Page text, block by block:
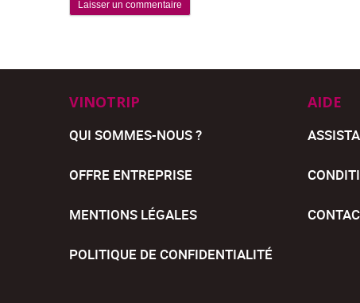
VINOTRIP
QUI SOMMES-NOUS ?
OFFRE ENTREPRISE
MENTIONS LÉGALES
POLITIQUE DE CONFIDENTIALITÉ
AIDE